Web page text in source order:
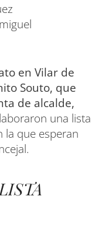
en Vilar de
Souto, que
de alcalde,
una lista
la que esperan